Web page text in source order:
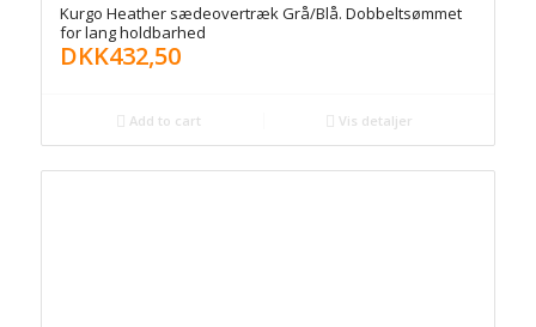
Kurgo Heather sædeovertræk Grå/Blå. Dobbeltsømmet
for lang holdbarhed
DKK432,50
Add to cart Vis detaljer